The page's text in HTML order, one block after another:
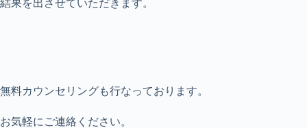
結果を出させていただきます。
無料カウンセリングも行なっております。
お気軽にご連絡ください。